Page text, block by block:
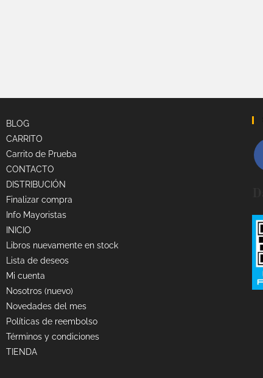
BLOG
CARRITO
Carrito de Prueba
CONTACTO
DISTRIBUCIÓN
Finalizar compra
Info Mayoristas
INICIO
Libros nuevamente en stock
Lista de deseos
Mi cuenta
Nosotros (nuevo)
Novedades del mes
Políticas de reembolso
Términos y condiciones
TIENDA